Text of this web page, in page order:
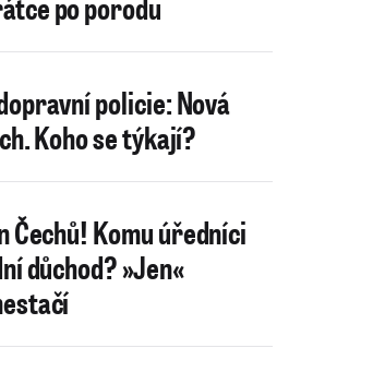
policie: Nová
Koho se týkají?
Komu úředníci
důchod? »Jen«